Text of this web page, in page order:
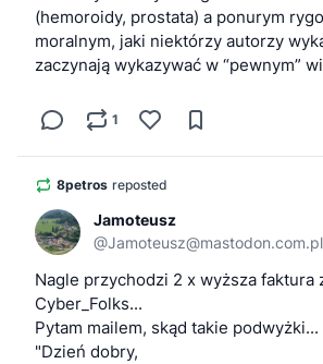
twojego i twoich dzieci. To się
Niestety to dopiero początek
demontaż praw obywatelskich w Unii
niezależność są Tobie po cichu
możesz mówić i jak masz myśleć.
#ParlamentEuropejski
#ChatControl #ChatControl10
#Polska #plpol
(hemoroidy, prostata) a ponurym
moralnym, jaki niektórzy autorzy
zaczynają wykazywać w “pewnym”
1
8petros reposted
Jamoteusz
@Jamoteusz@mastodon.com.pl
Nagle przychodzi 2 x wyższa faktura
Cyber_Folks...
Pytam mailem, skąd takie
"Dzień dobry,